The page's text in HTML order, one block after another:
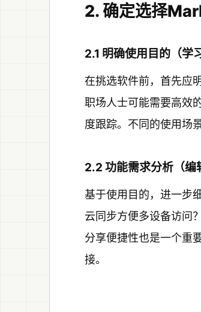
2. 确定选择
2.1 明确使用目的（学
在挑选软件前，首先应
职场人士可能需要高效
度跟踪。不同的使用场
2.2 功能需求分析（编
基于使用目的，进一步
云同步方便多设备访问
分享便捷性也是一个重
接。